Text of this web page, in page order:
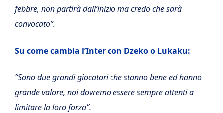
febbre, non partirà dall’inizio ma credo che sarà
convocato”.
Su come cambia l’Inter con Dzeko o Lukaku:
“Sono due grandi giocatori che stanno bene ed hanno
grande valore, noi dovremo essere sempre attenti a
limitare la loro forza”.